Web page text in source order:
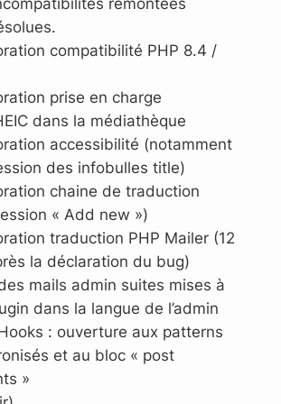
remontées
compatibilité PHP 8.4 /
prise en charge
dans la médiathèque
accessibilité (notamment
des infobulles title)
chaine de traduction
« Add new »)
traduction PHP Mailer (12
la déclaration du bug)
mails admin suites mises à
dans la langue de l’admin
: ouverture aux patterns
et au bloc « post
»